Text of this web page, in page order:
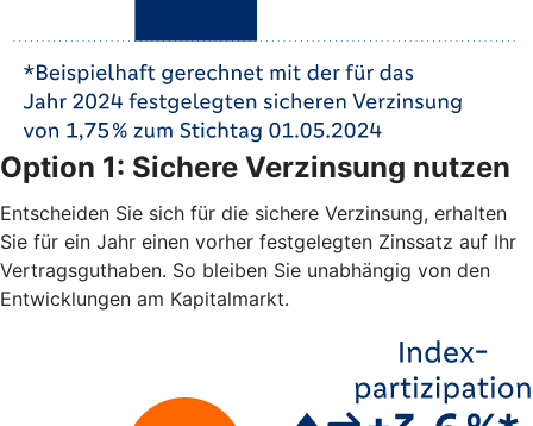
Option 1: Sichere Verzinsung nutzen
Entscheiden Sie sich für die sichere Verzinsung, erhalten
Sie für ein Jahr einen vorher festgelegten Zinssatz auf Ihr
Vertragsguthaben. So bleiben Sie unabhängig von den
Entwicklungen am Kapitalmarkt.